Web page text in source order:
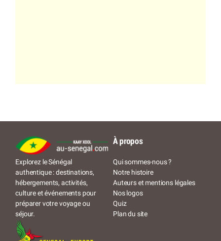
Explorez le Sénégal
authentique : destinations,
hébergements, activités,
culture et événements pour
préparer votre voyage ou
séjour.
À propos
Qui sommes-nous ?
Notre histoire
Auteurs et mentions légales
Nos logos
Quiz
Plan du site